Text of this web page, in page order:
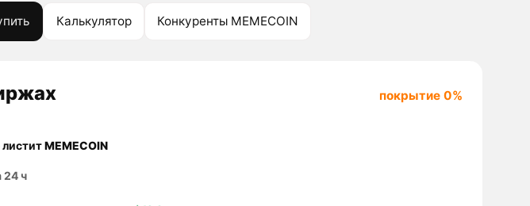
Калькулятор Конкуренты MEMECOIN
покрытие 0%
MEMECOIN
24 ч